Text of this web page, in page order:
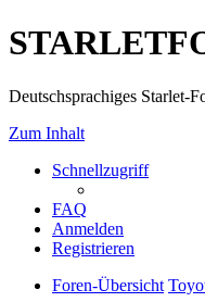
Deutschsprachiges Starlet-
Zum Inhalt
Schnellzugriff
FAQ
Anmelden
Registrieren
Foren-Übersicht